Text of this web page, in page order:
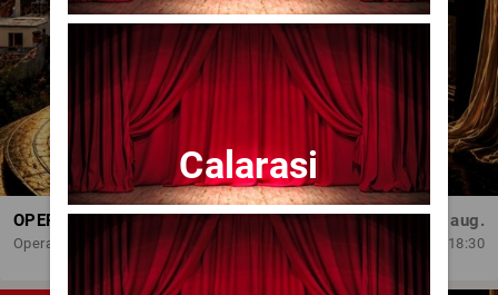
OPERA BRAȘOV ESTIVAL – ROMANCE & CINEMA - CONCERT
Opera Brasov
Sâm, 29 aug.
18:30
Calarasi